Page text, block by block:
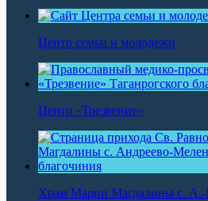
Центр семьи и молодежи
Центр «Трезвение»
Храм Марии Магдалины с. А.-